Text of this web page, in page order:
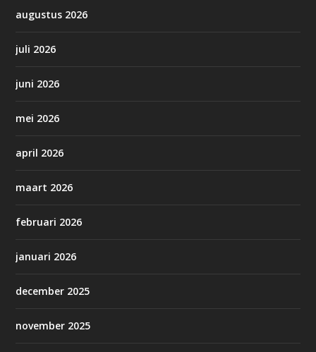
augustus 2026
juli 2026
juni 2026
mei 2026
april 2026
maart 2026
februari 2026
januari 2026
december 2025
november 2025